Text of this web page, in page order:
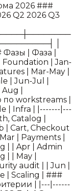
2026 ###
Q2 2026 Q3
│
| Фаза |
| Jan-
| Mar-May |
| Jun-Jul |
|
workstreams |
| Infra | |-------|---
Catalog |
| Cart, Checkout
| Payments |
| | Apr | Admin
| | May |
audit | | Jun |
| Scaling | ###
| |---|------